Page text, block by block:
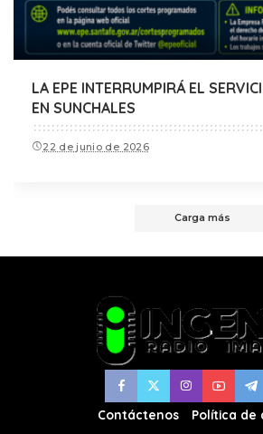
LA EPE INTERRUMPIRÁ EL
EN SUNCHALES
22 de junio de 2026
Carga más
Contáctenos
Política de